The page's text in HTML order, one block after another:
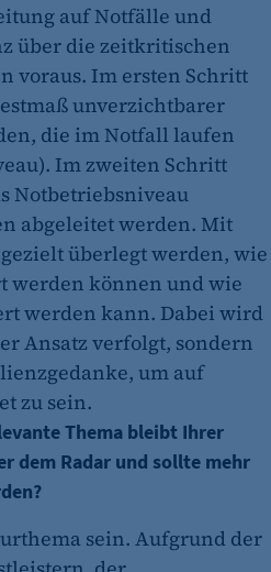
auf Notfälle und
über die zeitkritischen
voraus. Im ersten Schritt
unverzichtbarer
die im Notfall laufen
Im zweiten Schritt
Notbetriebsniveau
abgeleitet werden. Mit
überlegt werden, wie
werden können und wie
werden kann. Dabei wird
Ansatz verfolgt, sondern
um auf
zu sein.
Thema bleibt Ihrer
dem Radar und sollte mehr
sein. Aufgrund der